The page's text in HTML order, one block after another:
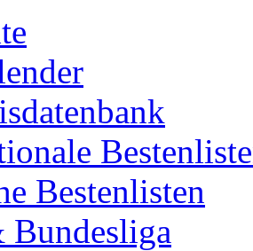
Bestenlisten
Bundesliga